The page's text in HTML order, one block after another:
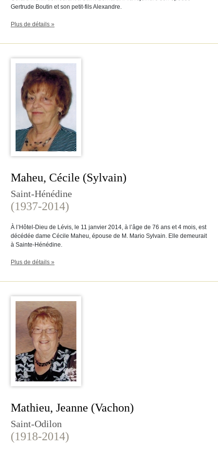
Gertrude Boutin et son petit-fils Alexandre.
Plus de détails »
Maheu, Cécile (Sylvain)
Saint-Hénédine
(1937-2014)
À l’Hôtel-Dieu de Lévis, le 11 janvier 2014, à l’âge de 76 ans et 4 mois, est
décédée dame Cécile Maheu, épouse de M. Mario Sylvain. Elle demeurait
à Sainte-Hénédine.
Plus de détails »
Mathieu, Jeanne (Vachon)
Saint-Odilon
(1918-2014)